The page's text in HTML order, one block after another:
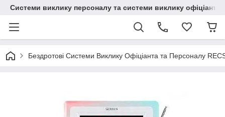
Системи виклику персоналу та системи виклику офіціанта
Бездротові Системи Виклику Офіціанта та Персоналу